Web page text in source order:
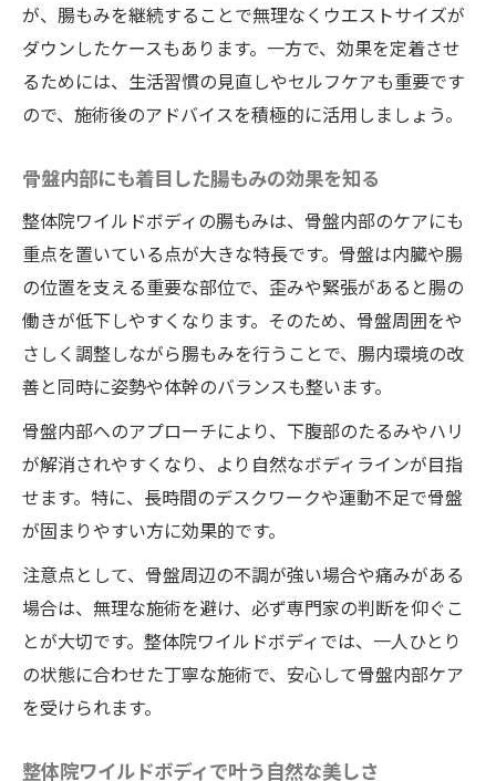
整体院ワイルドボディが導く腸内美人への
道
が、腸もみを継続することで無理なくウエストサイズが
ダウンしたケースもあります。一方で、効果を定着させ
るためには、生活習慣の見直しやセルフケアも重要です
ので、施術後のアドバイスを積極的に活用しましょう。
骨盤内部にも着目した腸もみの効果を知る
整体院ワイルドボディの腸もみは、骨盤内部のケアにも
重点を置いている点が大きな特長です。骨盤は内臓や腸
の位置を支える重要な部位で、歪みや緊張があると腸の
働きが低下しやすくなります。そのため、骨盤周囲をや
さしく調整しながら腸もみを行うことで、腸内環境の改
善と同時に姿勢や体幹のバランスも整います。
骨盤内部へのアプローチにより、下腹部のたるみやハリ
が解消されやすくなり、より自然なボディラインが目指
せます。特に、長時間のデスクワークや運動不足で骨盤
が固まりやすい方に効果的です。
注意点として、骨盤周辺の不調が強い場合や痛みがある
場合は、無理な施術を避け、必ず専門家の判断を仰ぐこ
とが大切です。整体院ワイルドボディでは、一人ひとり
の状態に合わせた丁寧な施術で、安心して骨盤内部ケア
を受けられます。
整体院ワイルドボディで叶う自然な美しさ